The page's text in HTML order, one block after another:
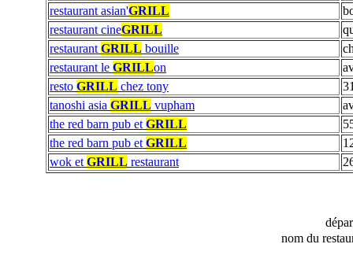
restaurant asian'GRILL
restaurant cineGRILL
restaurant GRILL bouille
restaurant le GRILLon
resto GRILL chez tony
tanoshi asia GRILL vupham
the red barn pub et GRILL
the red barn pub et GRILL
wok et GRILL restaurant
nom du